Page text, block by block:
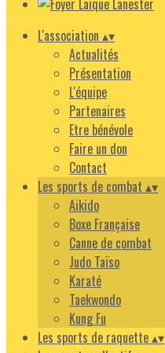
L'association ▴▾
Actualités
Présentation
L'équipe
Partenaires
Etre bénévole
Faire un don
Contact
Les sports de combat ▴▾
Aikido
Boxe Française
Canne de combat
Judo Taïso
Karaté
Taekwondo
Kung Fu
Les sports de raquette▴▾